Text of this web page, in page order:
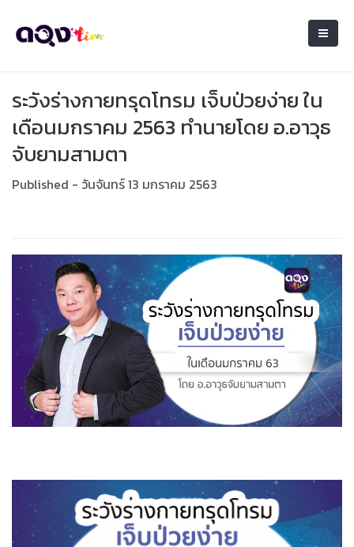
ระวังร่างกายทรุดโทรม เจ็บป่วยง่าย ใน
เดือนมกราคม 2563 ทำนายโดย อ.อาวุธ
จับยามสามตา
Published - วันจันทร์ 13 มกราคม 2563